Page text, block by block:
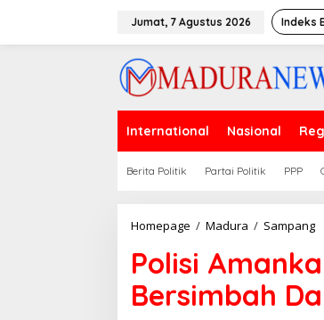
Jumat, 7 Agustus 2026 Indeks
International Nasional
Berita Politik Partai Politik PPP
Homepage / Madura / Sampang
Polisi
Bersimbah